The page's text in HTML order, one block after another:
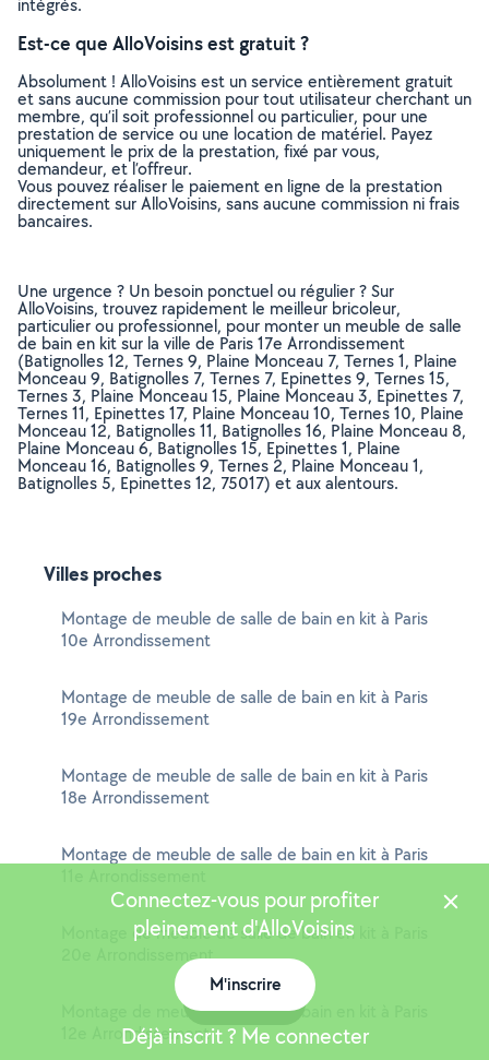
intégrés.
Est-ce que AlloVoisins est gratuit ?
Absolument ! AlloVoisins est un service entièrement gratuit
et sans aucune commission pour tout utilisateur cherchant un
membre, qu’il soit professionnel ou particulier, pour une
prestation de service ou une location de matériel. Payez
uniquement le prix de la prestation, fixé par vous,
demandeur, et l’offreur.
Vous pouvez réaliser le paiement en ligne de la prestation
directement sur AlloVoisins, sans aucune commission ni frais
bancaires.
Une urgence ? Un besoin ponctuel ou régulier ? Sur
AlloVoisins, trouvez rapidement le meilleur bricoleur,
particulier ou professionnel, pour monter un meuble de salle
de bain en kit sur la ville de Paris 17e Arrondissement
(Batignolles 12, Ternes 9, Plaine Monceau 7, Ternes 1, Plaine
Monceau 9, Batignolles 7, Ternes 7, Epinettes 9, Ternes 15,
Ternes 3, Plaine Monceau 15, Plaine Monceau 3, Epinettes 7,
Ternes 11, Epinettes 17, Plaine Monceau 10, Ternes 10, Plaine
Monceau 12, Batignolles 11, Batignolles 16, Plaine Monceau 8,
Plaine Monceau 6, Batignolles 15, Epinettes 1, Plaine
Monceau 16, Batignolles 9, Ternes 2, Plaine Monceau 1,
Batignolles 5, Epinettes 12, 75017) et aux alentours.
Villes proches
Montage de meuble de salle de bain en kit à Paris
10e Arrondissement
Montage de meuble de salle de bain en kit à Paris
19e Arrondissement
Montage de meuble de salle de bain en kit à Paris
18e Arrondissement
Montage de meuble de salle de bain en kit à Paris
Montage de meuble de salle de bain en kit à Paris
20e Arrondissement
Montage de meuble de salle de bain en kit à Paris
12e Arrondissement
Connectez-vous pour profiter
pleinement d'AlloVoisins
M'inscrire
Déjà inscrit ? Me connecter